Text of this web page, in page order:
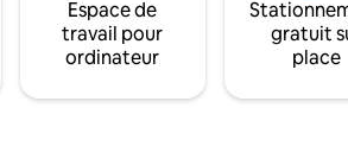
Espace de
travail pour
ordinateur
gratuit
place